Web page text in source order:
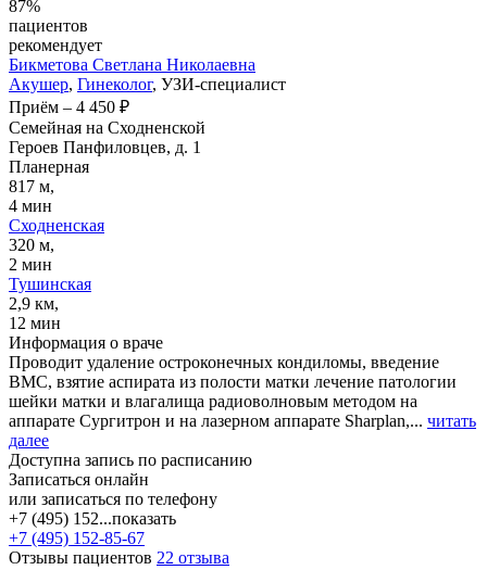
87%
пациентов
рекомендует
Бикметова Светлана Николаевна
Акушер, Гинеколог, УЗИ-специалист
Приём – 4 450 ₽
Семейная на Сходненской
Героев Панфиловцев, д. 1
Планерная
817 м,
4 мин
Сходненская
320 м,
2 мин
Тушинская
2,9 км,
12 мин
Информация о враче
Проводит удаление остроконечных кондиломы, введение
ВМС, взятие аспирата из полости матки лечение патологии
шейки матки и влагалища радиоволновым методом на
аппарате Сургитрон и на лазерном аппарате Sharplan,... читать
далее
Доступна запись по расписанию
Записаться онлайн
или записаться по телефону
+7 (495) 152...показать
+7 (495) 152-85-67
Отзывы пациентов 22 отзыва